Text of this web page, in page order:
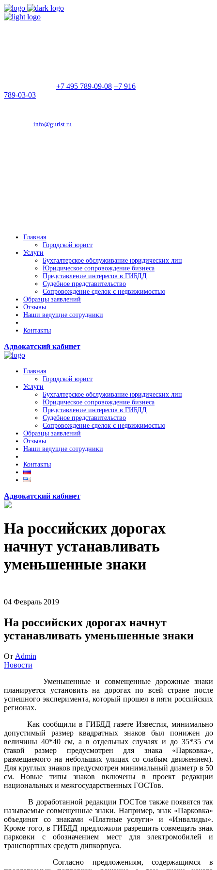
+7 495 789-09-08 +7 916
789-03-03
info@gurist.ru
Главная
Городской юрист
Услуги
Бухгалтерское обслуживание юридических лиц
Юридическое сопровождение бизнеса
Представление интересов в ГИБДД
Судебное представительство
Сопровождение сделок с недвижимостью
Образцы заявлений
Отзывы
Наши ведущие сотрудники
Контакты
Адвокатский кабинет
Главная
Городской юрист
Услуги
Бухгалтерское обслуживание юридических лиц
Юридическое сопровождение бизнеса
Представление интересов в ГИБДД
Судебное представительство
Сопровождение сделок с недвижимостью
Образцы заявлений
Отзывы
Наши ведущие сотрудники
Контакты
Адвокатский кабинет
На российских дорогах
начнут устанавливать
уменьшенные знаки
04 Февраль 2019
На российских дорогах начнут
устанавливать уменьшенные знаки
От Admin
Новости
Уменьшенные и совмещенные дорожные знаки
планируется установить на дорогах по всей стране после
успешного эксперимента, который прошел в пяти российских
регионах.
Как сообщили в ГИБДД газете Известия, минимально
допустимый размер квадратных знаков был понижен до
величины 40*40 см, а в отдельных случаях и до 35*35 см
(такой размер предусмотрен для знака «Парковка»,
размещаемого на небольших улицах со слабым движением).
Для круглых знаков предусмотрен минимальный диаметр в 50
см. Новые типы знаков включены в проект редакции
национальных и межгосударственных ГОСТов.
В доработанной редакции ГОСТов также появятся так
называемые совмещенные знаки. Например, знак «Парковка»
объединят со знаками «Платные услуги» и «Инвалиды».
Кроме того, в ГИБДД предложили разрешить совмещать знак
парковки с обозначением мест для электромобилей и
транспортных средств дипкорпуса.
Согласно предложениям, содержащимся в